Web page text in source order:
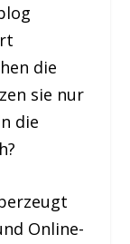
die
sie nur
die
Online-